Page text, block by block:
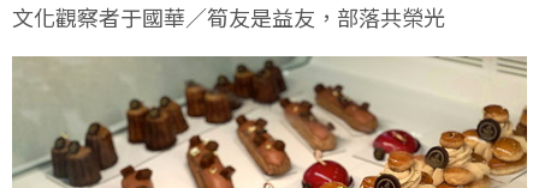
文化觀察者于國華／筍友是益友，部落共榮光